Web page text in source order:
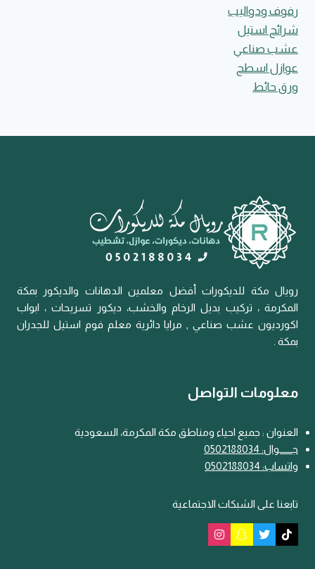
رفوف ودواليب
شرائح استيل
عشب صناعي
عوازل اسطح
ورق حائط
رويال مكة للديكورات أفضل معلمين الدهانات والديكور بمكة
المكرمة ، تركيب بديل الرخام والخشب، ديكور تسريحات ، ابواب
اكورديون عشب صناعي , مرايا دائرية معلم فوم استيل للجدران
بمكة .
معلومات التواصل
العنوان : جميع احياء ومناطق مكة المكرمة، السعودية
جـــ
ــوال: 0502188034
واتساب: 0502188034
تابعنا على الشبكات الاجتماعية